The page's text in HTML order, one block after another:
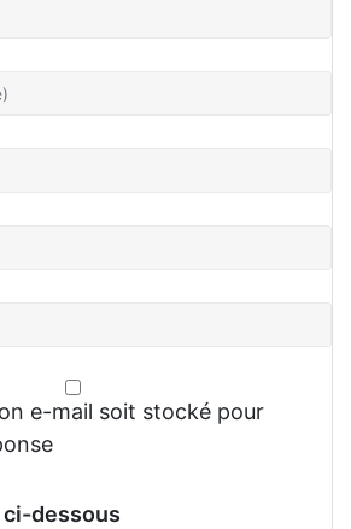
e-mail soit stocké pour
dessous